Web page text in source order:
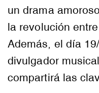
un drama
la revolución
Además, el día
divulgador
compartirá las